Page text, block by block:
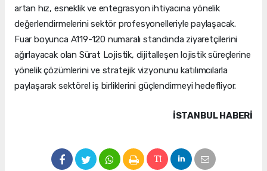
artan hız, esneklik ve entegrasyon ihtiyacına yönelik
değerlendirmelerini sektör profesyonelleriyle paylaşacak.
Fuar boyunca A119-120 numaralı standında ziyaretçilerini
ağırlayacak olan Sürat Lojistik, dijitalleşen lojistik süreçlerine
yönelik çözümlerini ve stratejik vizyonunu katılımcılarla
paylaşarak sektörel iş birliklerini güçlendirmeyi hedefliyor.
İSTANBUL HABERİ